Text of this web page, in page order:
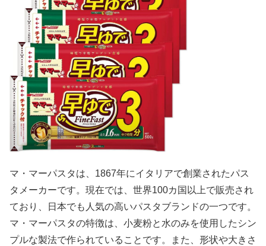
マ・マーパスタは、1867年にイタリアで創業されたパス
タメーカーです。現在では、世界100カ国以上で販売され
ており、日本でも人気の高いパスタブランドの一つです。
マ・マーパスタの特徴は、小麦粉と水のみを使用したシン
プルな製法で作られていることです。また、形状や大きさ